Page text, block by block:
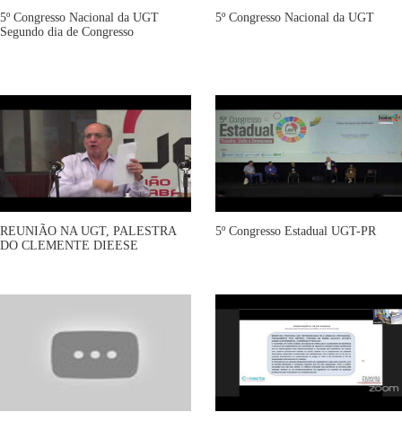
5º Congresso Nacional da UGT
Segundo dia de Congresso
5º Congresso Nacional da UGT
REUNIÃO NA UGT, PALESTRA
DO CLEMENTE DIEESE
5º Congresso Estadual UGT-PR